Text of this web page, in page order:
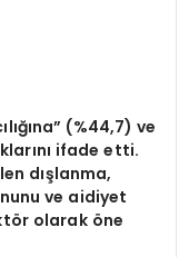
(%44,7) ve
ifade etti.
dışlanma,
ve aidiyet
olarak öne